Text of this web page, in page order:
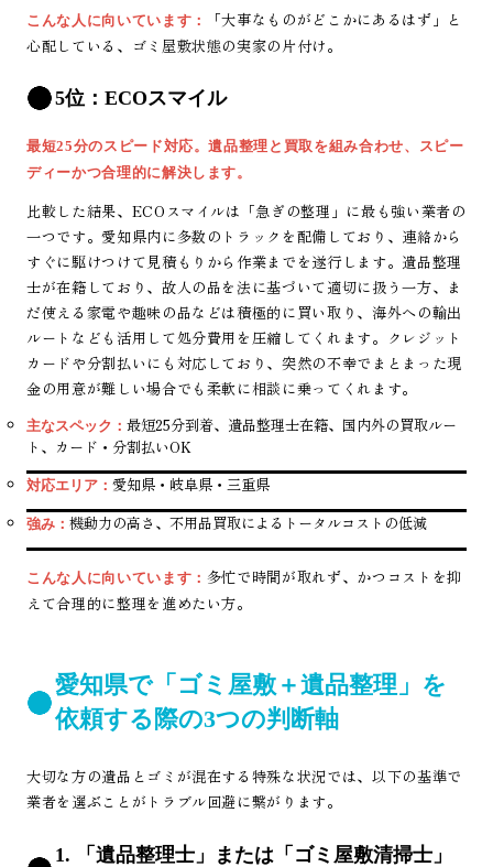
こんな人に向いています：
「大事なものがどこかにあるはず」と
心配している、ゴミ屋敷状態の実家の片付け。
5位：ECOスマイル
最短25分のスピード対応。遺品整理と買取を組み合わせ、スピー
ディーかつ合理的に解決します。
比較した結果、ECOスマイルは「急ぎの整理」に最も強い業者の
一つです。愛知県内に多数のトラックを配備しており、連絡から
すぐに駆けつけて見積もりから作業までを遂行します。遺品整理
士が在籍しており、故人の品を法に基づいて適切に扱う一方、ま
だ使える家電や趣味の品などは積極的に買い取り、海外への輸出
ルートなども活用して処分費用を圧縮してくれます。クレジット
カードや分割払いにも対応しており、突然の不幸でまとまった現
金の用意が難しい場合でも柔軟に相談に乗ってくれます。
主なスペック： 最短25分到着、遺品整理士在籍、国内外の買取ルー
ト、カード・分割払いOK
対応エリア： 愛知県・岐阜県・三重県
強み： 機動力の高さ、不用品買取によるトータルコストの低減
こんな人に向いています： 多忙で時間が取れず、かつコストを抑
えて合理的に整理を進めたい方。
愛知県で「ゴミ屋敷＋遺品整理」を
依頼する際の3つの判断軸
大切な方の遺品とゴミが混在する特殊な状況では、以下の基準で
業者を選ぶことがトラブル回避に繋がります。
1. 「遺品整理士」または「ゴミ屋敷清掃士」